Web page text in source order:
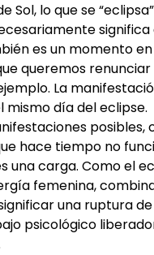
Sol, lo que se
significa
es un momento
queremos renunciar
La
mismo día del eclipse.
posibles,
hace tiempo no
una carga. Como el
femenina,
una ruptura
psicológico